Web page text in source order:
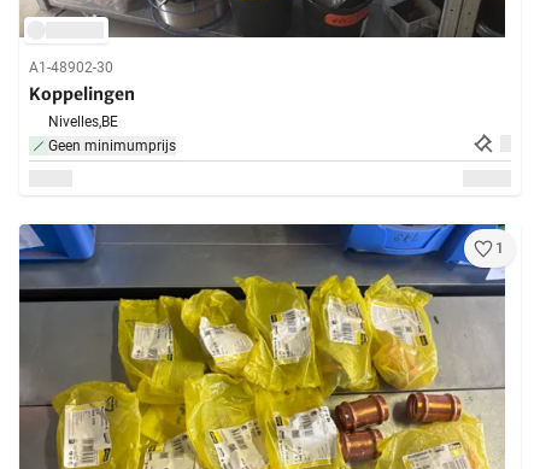
A1-48902-30
Koppelingen
Nivelles,BE
Geen minimumprijs
1